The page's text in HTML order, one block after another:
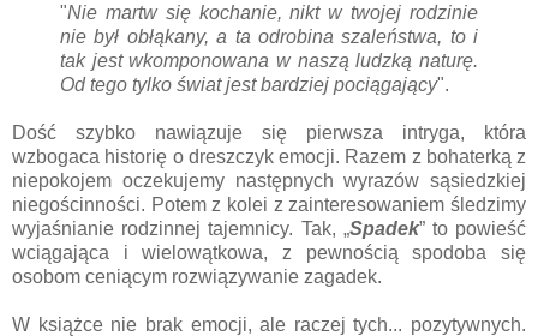
"Nie martw się kochanie, nikt w twojej rodzinie
nie był obłąkany, a ta odrobina szaleństwa, to i
tak jest wkomponowana w naszą ludzką naturę.
Od tego tylko świat jest bardziej pociągający".
Dość szybko nawiązuje się pierwsza intryga, która
wzbogaca historię o dreszczyk emocji. Razem z bohaterką z
niepokojem oczekujemy następnych wyrazów sąsiedzkiej
niegościnności. Potem z kolei z zainteresowaniem śledzimy
wyjaśnianie rodzinnej tajemnicy. Tak, „Spadek” to powieść
wciągająca i wielowątkowa, z pewnością spodoba się
osobom ceniącym rozwiązywanie zagadek.
W książce nie brak emocji, ale raczej tych... pozytywnych.